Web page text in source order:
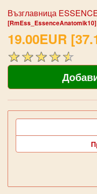
Възглавница
[RmEss_EssenceAnatomik10]
19.00EUR